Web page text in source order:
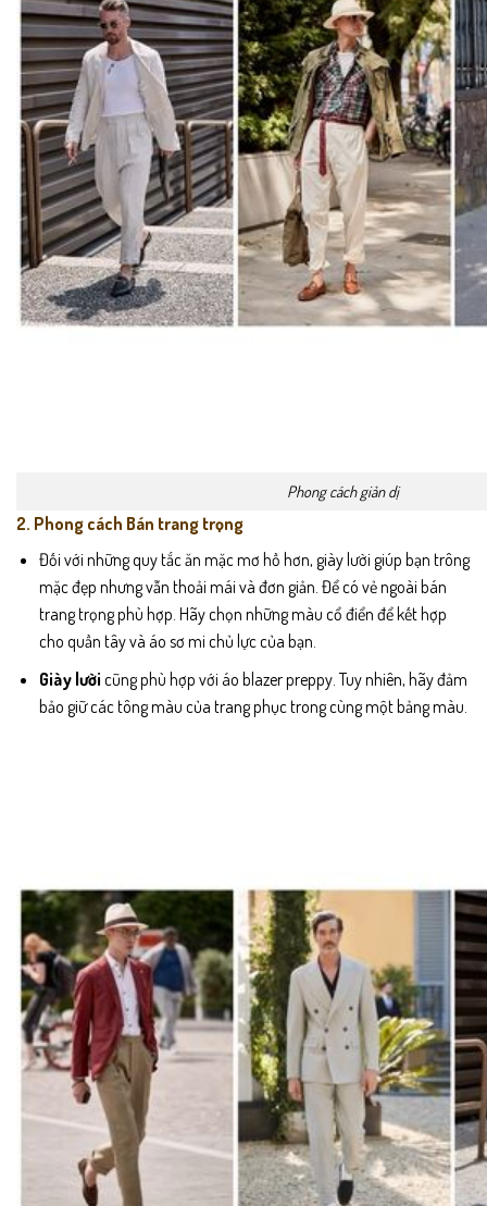
Phong cách giản dị
2. Phong cách Bán trang trọng
Đối với những quy tắc ăn mặc mơ hồ hơn, giày lười giúp bạn trông
mặc đẹp nhưng vẫn thoải mái và đơn giản. Để có vẻ ngoài bán
trang trọng phù hợp. Hãy chọn những màu cổ điển để kết hợp
cho quần tây và áo sơ mi chủ lực của bạn.
Giày lười cũng phù hợp với áo blazer preppy. Tuy nhiên, hãy đảm
bảo giữ các tông màu của trang phục trong cùng một bảng màu.